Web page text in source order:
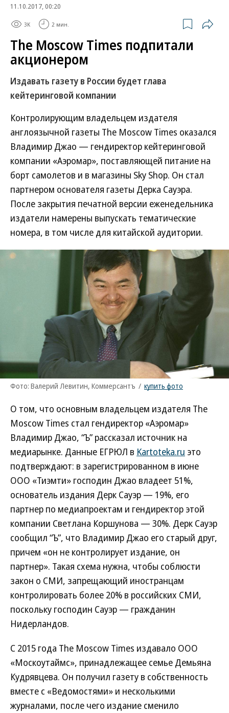
11.10.2017, 00:20
3K 2 мин.
The Moscow Times подпитали
акционером
Издавать газету в России будет глава
кейтеринговой компании
Контролирующим владельцем издателя
англоязычной газеты The Moscow Times оказался
Владимир Джао — гендиректор кейтеринговой
компании «Аэромар», поставляющей питание на
борт самолетов и в магазины Sky Shop. Он стал
партнером основателя газеты Дерка Сауэра.
После закрытия печатной версии еженедельника
издатели намерены выпускать тематические
номера, в том числе для китайской аудитории.
Фото: Валерий Левитин, Коммерсантъ / купить фото
О том, что основным владельцем издателя The
Moscow Times стал гендиректор «Аэромар»
Владимир Джао, “Ъ” рассказал источник на
медиарынке. Данные ЕГРЮЛ в Kartoteka.ru это
подтверждают: в зарегистрированном в июне
ООО «Тиэмти» господин Джао владеет 51%,
основатель издания Дерк Сауэр — 19%, его
партнер по медиапроектам и гендиректор этой
компании Светлана Коршунова — 30%. Дерк Сауэр
сообщил “Ъ”, что Владимир Джао его старый друг,
причем «он не контролирует издание, он
партнер». Такая схема нужна, чтобы соблюсти
закон о СМИ, запрещающий иностранцам
контролировать более 20% в российских СМИ,
поскольку господин Сауэр — гражданин
Нидерландов.
С 2015 года The Moscow Times издавало ООО
«Москоутаймс», принадлежащее семье Демьяна
Кудрявцева. Он получил газету в собственность
вместе с «Ведомостями» и несколькими
журналами, после чего издание сменило